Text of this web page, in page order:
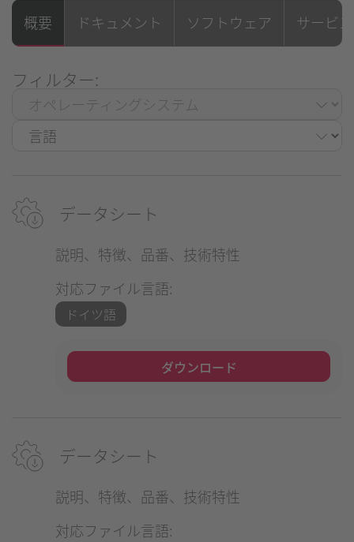
概要 ドキュメント ソフトウェア サービス
フィルター:
データシート
説明、特徴、品番、技術特性
対応ファイル言語:
ドイツ語
ダウンロード
データシート
説明、特徴、品番、技術特性
対応ファイル言語: